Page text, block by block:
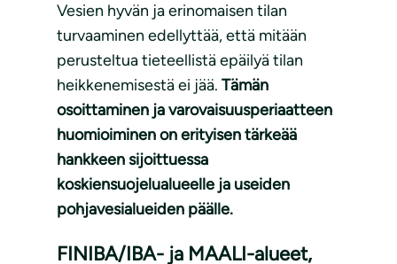
Vesien hyvän ja erinomaisen tilan
turvaaminen edellyttää, että mitään
perusteltua tieteellistä epäilyä tilan
heikkenemisestä ei jää. Tämän
osoittaminen ja varovaisuusperiaatteen
huomioiminen on erityisen tärkeää
hankkeen sijoittuessa
koskiensuojelualueelle ja useiden
pohjavesialueiden päälle.
FINIBA/IBA- ja MAALI-alueet,